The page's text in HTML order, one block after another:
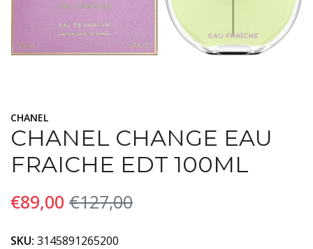
CHANEL
CHANEL CHANGE EAU
FRAICHE EDT 100ML
€89,00 €127,00
SKU: 3145891265200